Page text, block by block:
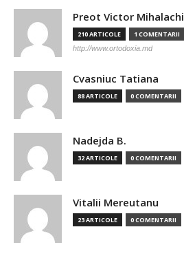
Preot Victor Mihalachi
210 ARTICOLE 1 COMENTARII
http://www.ortodoxia.md
Cvasniuc Tatiana
88 ARTICOLE 0 COMENTARII
Nadejda B.
32 ARTICOLE 0 COMENTARII
Vitalii Mereutanu
23 ARTICOLE 0 COMENTARII